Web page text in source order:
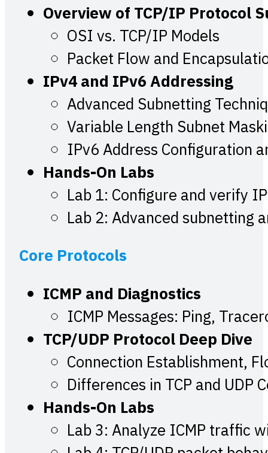
Overview of TCP/IP Protocol
OSI vs. TCP/IP Models
Packet Flow and
IPv4 and IPv6 Addressing
Advanced Subnetting
Variable Length Subnet
IPv6 Address Configuration
Hands-On Labs
Lab 1: Configure and verify
Lab 2: Advanced subnetting
Core Protocols
ICMP and Diagnostics
ICMP Messages: Ping,
TCP/UDP Protocol Deep Dive
Connection Establishment,
Differences in TCP and UDP
Hands-On Labs
Lab 3: Analyze ICMP traffic